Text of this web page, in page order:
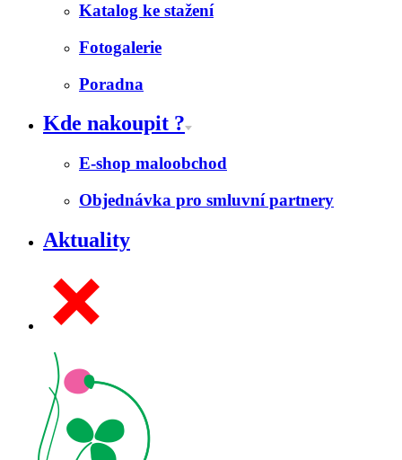
Katalog ke stažení
Fotogalerie
Poradna
Kde nakoupit ?
E-shop maloobchod
Objednávka pro smluvní partnery
Aktuality